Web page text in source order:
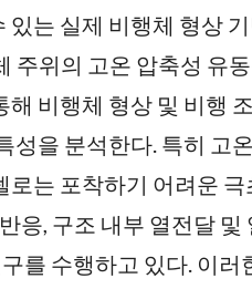
는 실제 비행체 형상
주위의 고온 압축성 유
비행체 형상 및 비행
성을 분석한다. 특히 고
로는 포착하기 어려운
응, 구조 내부 열전달
를 수행하고 있다. 이